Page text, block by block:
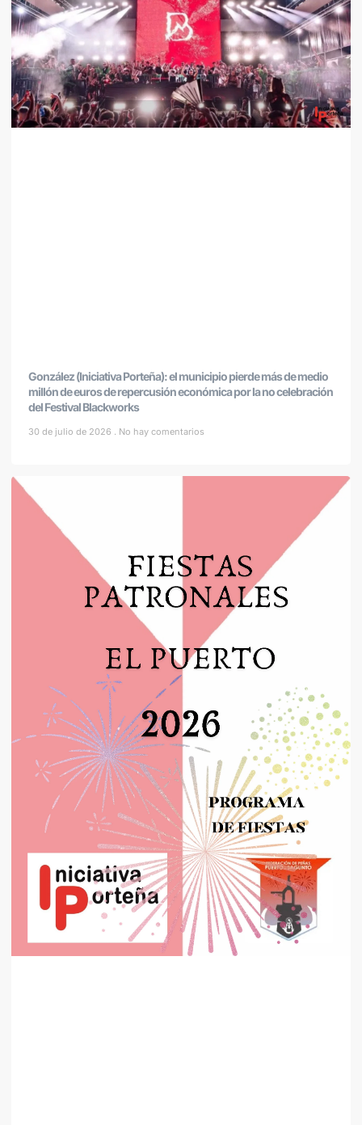
González (Iniciativa Porteña): el municipio pierde más de medio
millón de euros de repercusión económica por la no celebración
del Festival Blackworks
30 de julio de 2026 No hay comentarios